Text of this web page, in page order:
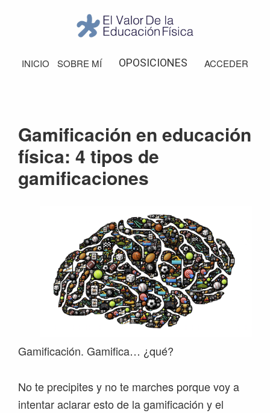
navegación
principal
barra
Valor
de
INICIO SOBRE MÍ OPOSICIONES ACCEDER
Gamificación en educación
física: 4 tipos de
gamificaciones
Gamificación. Gamifica… ¿qué?
No te precipites y no te marches porque voy a
intentar aclarar esto de la gamificación y el